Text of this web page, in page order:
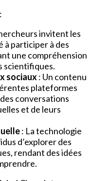
invitent les
à participer à des
une compréhension
scientifiques.
sociaux: Un contenu
plateformes
conversations
et de leurs
: La technologie
d’explorer des
rendant des idées